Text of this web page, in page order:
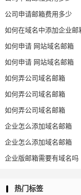
公司申请邮箱费用多少
如何在域名中添加企业邮
如何申请 网站域名邮箱
如何申请 网站域名邮箱
如何弄公司域名邮箱
如何弄公司域名邮箱
如何弄公司域名邮箱
企业怎么添加域名邮箱
企业怎么添加域名邮箱
企业版邮箱需要有域名吗
热门标签